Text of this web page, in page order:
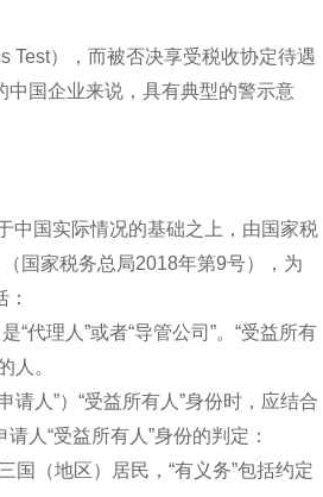
Test），而被否决享受税收协定待遇
国企业来说，具有典型的警示意
中国实际情况的基础之上，由国家税
国家税务总局2018年第9号），为
代理人”或者“导管公司”。“受益所有
人。
人”）“受益所有人”身份时，应结合
人“受益所有人”身份的判定：
（地区）居民，“有义务”包括约定